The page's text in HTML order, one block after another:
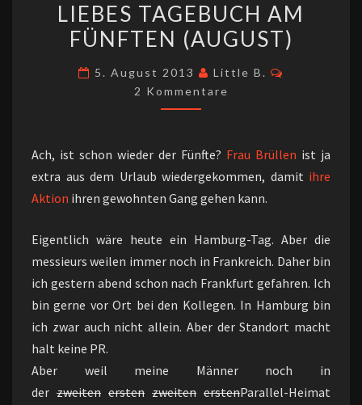
TAGEBUCH
AM
(AUGUST)
LIEBES TAGEBUCH AM
FÜNFTEN (AUGUST)
5. August 2013 Little B.
2 Kommentare
Ach, ist schon wieder der Fünfte? Frau Brüllen ist ja
extra aus dem Urlaub wiedergekommen, damit ihre
Aktion ihren gewohnten Gang gehen kann.
Eigentlich wäre heute ein Hamburg-Tag. Aber die
messieurs weilen immer noch in Frankreich. Daher bin
ich gestern abend schon nach Frankfurt gefahren. Ich
bin gerne vor Ort bei den Kollegen. In Hamburg bin
ich zwar auch nicht allein. Aber der Standort macht
halt keine PR.
Aber weil meine Männer noch in
der zweiten ersten zweiten erstenParallel-Heimat